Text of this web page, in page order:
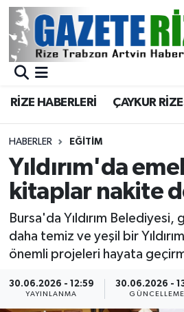
RİZE HABERLERİ ÇAYKUR
HABERLER EĞİTİM
Yıldırım'da
kitaplar nakite
Bursa'da Yıldırım Belediyesi,
daha temiz ve yeşil bir
önemli projeleri hayata
30.06.2026 - 12:59
YAYINLANMA
30.06.2026 -
GÜNCELLEME
BÖLGEMİZ
Asayiş
Rize Jandarma Komutanlığı
Bilim Teknoloji
Advertising news
Canlı Maç
Merkez Nöbetçi Eczaneler
Merkez Trafik Yoğunluk
Süper Lig Puan Durumu ve
Tüm Manşetler
Son Dakika Haberleri
Haber Arşivi